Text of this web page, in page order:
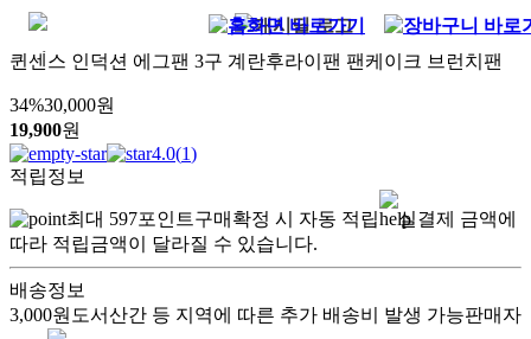
퀸센스 인덕션 에그팬 3구 계란후라이팬 팬케이크 브런치팬
34%30,000원
19,900원
4.0(1)
적립정보
최대 597포인트구매확정 시 자동 적립
실결제 금액에
따라 적립금액이 달라질 수 있습니다.
배송정보
3,000원 도서산간 등 지역에 따른 추가 배송비 발생 가능판매자